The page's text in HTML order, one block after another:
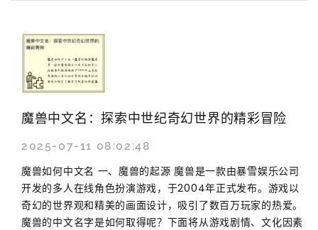
魔兽中文名：探索中世纪奇幻世界的精彩冒险
2025-07-11 08:02:48
魔兽如何中文名 一、魔兽的起源 魔兽是一款由暴雪娱乐公司
开发的多人在线角色扮演游戏，于2004年正式发布。游戏以
奇幻的世界观和精美的画面设计，吸引了数百万玩家的热爱。
魔兽的中文名字是如何取得呢？下面将从游戏剧情、文化因素